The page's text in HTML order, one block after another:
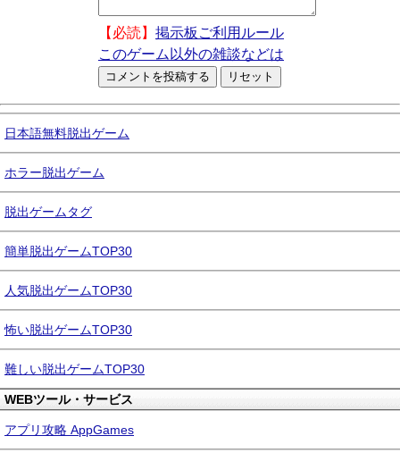
【必読】 掲示板ご利用ルール
このゲーム以外の雑談などは
日本語無料脱出ゲーム
ホラー脱出ゲーム
脱出ゲームタグ
簡単脱出ゲームTOP30
人気脱出ゲームTOP30
怖い脱出ゲームTOP30
難しい脱出ゲームTOP30
WEBツール・サービス
アプリ攻略 AppGames